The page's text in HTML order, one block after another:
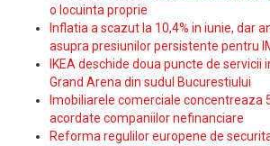
o locuinta proprie
Inflatia a scazut la 10,4% in iunie, dar
asupra presiunilor persistente pentru
IKEA deschide doua puncte de servicii
Grand Arena din sudul Bucurestiului
Imobiliarele comerciale concentreaza
acordate companiilor nefinanciare
Reforma regulilor europene de